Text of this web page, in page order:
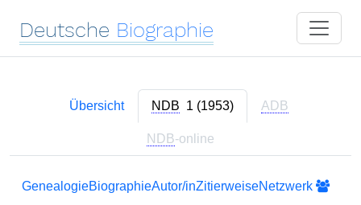
Deutsche Biographie
Übersicht NDB 1 (1953) ADB
NDB-online
GenealogieBiographieAutor/inZitierweiseNetzwerk